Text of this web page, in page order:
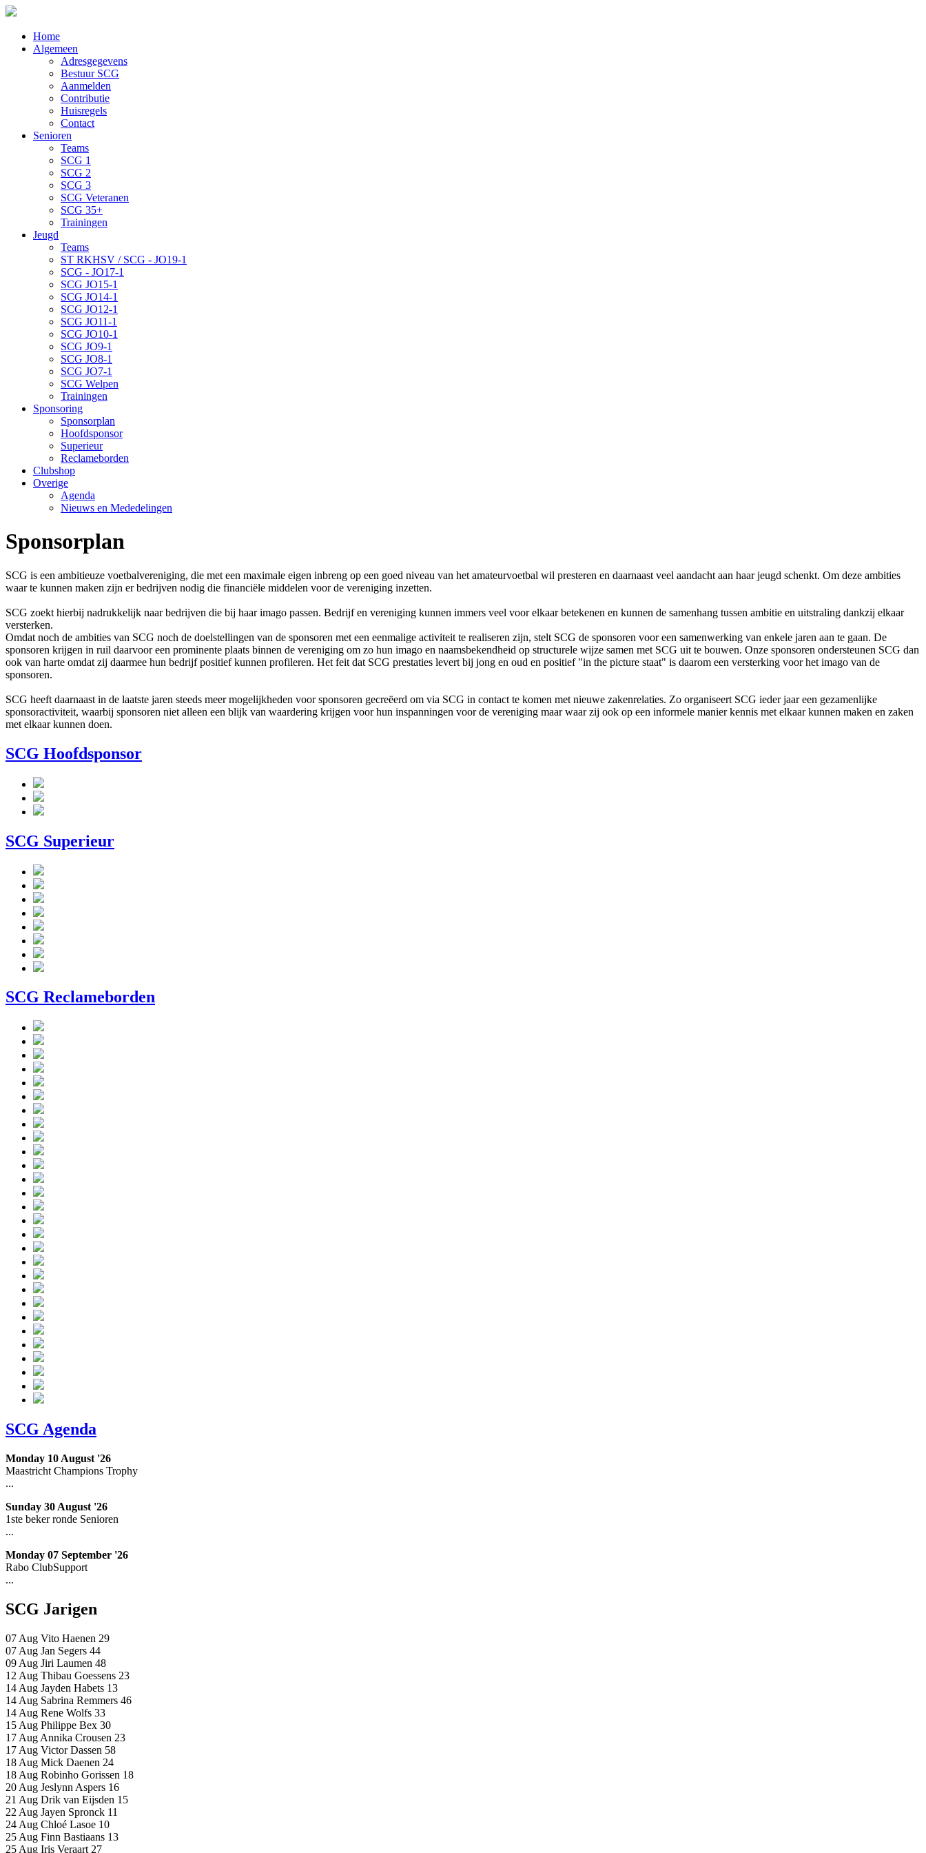
Home
Algemeen
Adresgegevens
Bestuur SCG
Aanmelden
Contributie
Huisregels
Contact
Senioren
Teams
SCG 1
SCG 2
SCG 3
SCG Veteranen
SCG 35+
Trainingen
Jeugd
Teams
ST RKHSV / SCG - JO19-1
SCG - JO17-1
SCG JO15-1
SCG JO14-1
SCG JO12-1
SCG JO11-1
SCG JO10-1
SCG JO9-1
SCG JO8-1
SCG JO7-1
SCG Welpen
Trainingen
Sponsoring
Sponsorplan
Hoofdsponsor
Superieur
Reclameborden
Clubshop
Overige
Agenda
Nieuws en Mededelingen
Sponsorplan
SCG is een ambitieuze voetbalvereniging, die met een maximale eigen inbreng op een goed niveau van het amateurvoetbal wil presteren en daarnaast veel aandacht aan haar jeugd schenkt. Om deze ambities
waar te kunnen maken zijn er bedrijven nodig die financiële middelen voor de vereniging inzetten.
SCG zoekt hierbij nadrukkelijk naar bedrijven die bij haar imago passen. Bedrijf en vereniging kunnen immers veel voor elkaar betekenen en kunnen de samenhang tussen ambitie en uitstraling dankzij elkaar
versterken.
Omdat noch de ambities van SCG noch de doelstellingen van de sponsoren met een eenmalige activiteit te realiseren zijn, stelt SCG de sponsoren voor een samenwerking van enkele jaren aan te gaan. De
sponsoren krijgen in ruil daarvoor een prominente plaats binnen de vereniging om zo hun imago en naamsbekendheid op structurele wijze samen met SCG uit te bouwen. Onze sponsoren ondersteunen SCG dan
ook van harte omdat zij daarmee hun bedrijf positief kunnen profileren. Het feit dat SCG prestaties levert bij jong en oud en positief "in the picture staat" is daarom een versterking voor het imago van de
sponsoren.
SCG heeft daarnaast in de laatste jaren steeds meer mogelijkheden voor sponsoren gecreëerd om via SCG in contact te komen met nieuwe zakenrelaties. Zo organiseert SCG ieder jaar een gezamenlijke
sponsoractiviteit, waarbij sponsoren niet alleen een blijk van waardering krijgen voor hun inspanningen voor de vereniging maar waar zij ook op een informele manier kennis met elkaar kunnen maken en zaken
met elkaar kunnen doen.
SCG Hoofdsponsor
SCG Superieur
SCG Reclameborden
SCG Agenda
Monday 10 August '26
Maastricht Champions Trophy
...
Sunday 30 August '26
1ste beker ronde Senioren
...
Monday 07 September '26
Rabo ClubSupport
...
SCG Jarigen
07 Aug Vito Haenen 29
07 Aug Jan Segers 44
09 Aug Jiri Laumen 48
12 Aug Thibau Goessens 23
14 Aug Jayden Habets 13
14 Aug Sabrina Remmers 46
14 Aug Rene Wolfs 33
15 Aug Philippe Bex 30
17 Aug Annika Crousen 23
17 Aug Victor Dassen 58
18 Aug Mick Daenen 24
18 Aug Robinho Gorissen 18
20 Aug Jeslynn Aspers 16
21 Aug Drik van Eijsden 15
22 Aug Jayen Spronck 11
24 Aug Chloé Lasoe 10
25 Aug Finn Bastiaans 13
25 Aug Iris Veraart 27